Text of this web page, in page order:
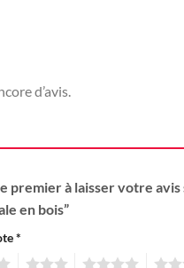
d’avis.
premier à laisser votre avis
en bois”
*